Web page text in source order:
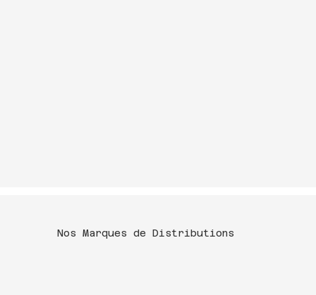
Nos Marques de Distributions